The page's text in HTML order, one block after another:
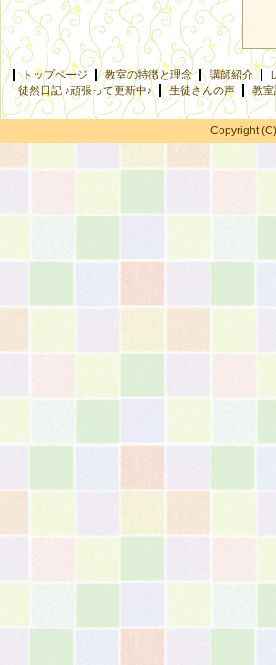
トップページ 教室の特徴と理念 講師紹介
徒然日記 ♪頑張って更新中♪
生徒さんの声 教
Copyright